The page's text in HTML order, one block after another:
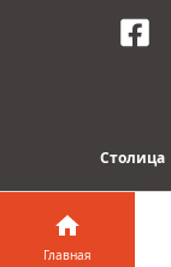
Столица
Главная